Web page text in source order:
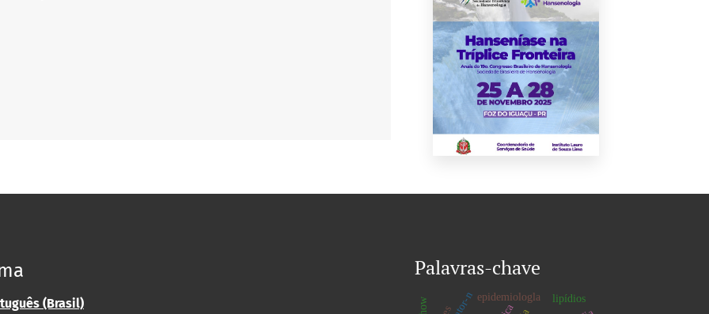
(Brasil)
Palavras-chave
epidemiologla lipídios